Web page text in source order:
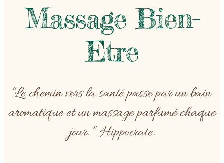
Massage Bien-
Etre
“Le chemin vers la santé passe par un bain
aromatique et un massage parfumé chaque
jour. ” Hippocrate.